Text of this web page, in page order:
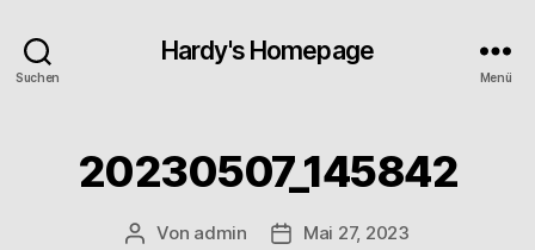
Suchen
Hardy's Homepage
Menü
20230507_145842
Beitragsautor
Von admin Veröffentlichungsdatum
Mai 27, 2023